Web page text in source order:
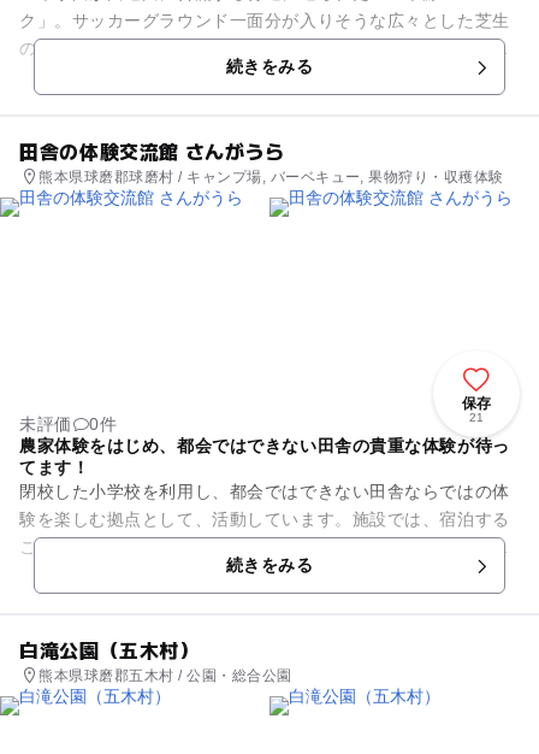
ク」。サッカーグラウンド一面分が入りそうな広々とした芝生
の多目的広場を中心に、遊具のある憩いの広場やイベント広
場、みんなの森などが整備されてい...
続きをみる
田舎の体験交流館 さんがうら
熊本県球磨郡球磨村 / キャンプ場, バーベキュー, 果物狩り・収穫体験
保存
21
未評価
0件
農家体験をはじめ、都会ではできない田舎の貴重な体験が待っ
てます！
閉校した小学校を利用し、都会ではできない田舎ならではの体
験を楽しむ拠点として、活動しています。施設では、宿泊する
こともでき、また地元のグループや合宿、企業研修、サークル
などの活動の場も提供してい...続きをみる
白滝公園（五木村）
熊本県球磨郡五木村 / 公園・総合公園